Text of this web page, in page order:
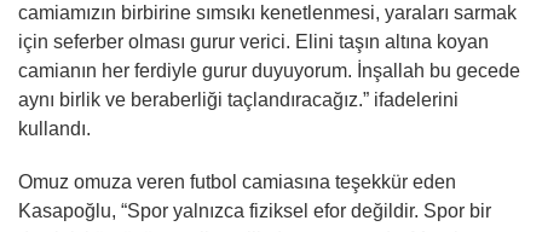
camiamızın birbirine sımsıkı kenetlenmesi, yaraları sarmak
için seferber olması gurur verici. Elini taşın altına koyan
camianın her ferdiyle gurur duyuyorum. İnşallah bu gecede
aynı birlik ve beraberliği taçlandıracağız.” ifadelerini
kullandı.
Omuz omuza veren futbol camiasına teşekkür eden
Kasapoğlu, “Spor yalnızca fiziksel efor değildir. Spor bir